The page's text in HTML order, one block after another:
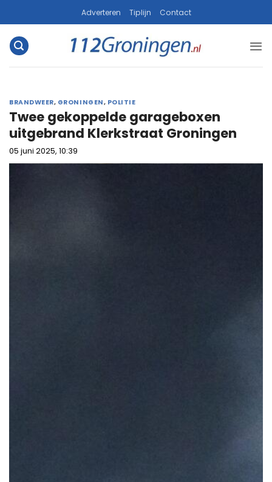
naar
inhoud
Adverteren Tiplijn Contact
BRANDWEER, GRONINGEN, POLITIE
Twee gekoppelde garageboxen
uitgebrand Klerkstraat Groningen
05 juni 2025, 10:39